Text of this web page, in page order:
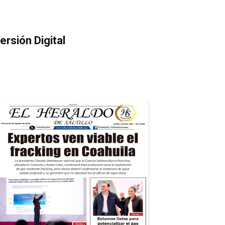
Digital